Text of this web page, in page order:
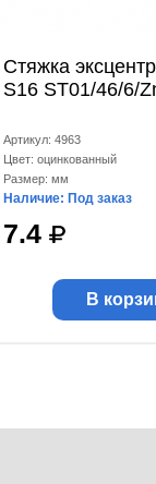
Стяжка
S16 ST01/46/6/
Артикул: 4963
Цвет: оцинкованный
Размер: мм
Наличие: Под заказ
7.4
В